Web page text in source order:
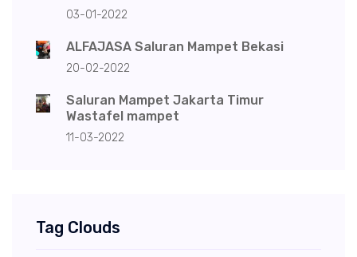
03-01-2022
ALFAJASA Saluran Mampet Bekasi
20-02-2022
Saluran Mampet Jakarta Timur
Wastafel mampet
11-03-2022
Tag Clouds